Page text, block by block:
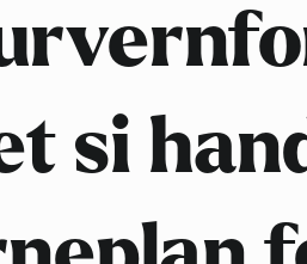
si